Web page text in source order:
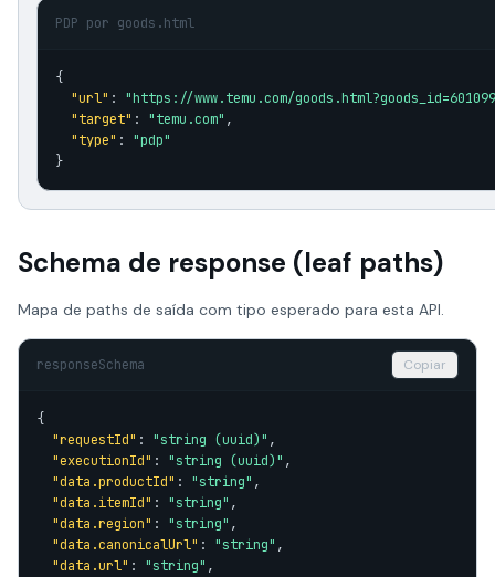
PDP por goods.html
{
"url" : "https://www.temu.com/
"target" : "temu.com" ,
"type" : "pdp"
}
Schema de response (leaf paths)
Mapa de paths de saída com tipo esperado para esta API.
responseSchema Copiar
{
"requestId" : "string (uuid)" ,
"executionId" : "string (uuid)" ,
"data.productId" : "string" ,
"data.itemId" : "string" ,
"data.region" : "string" ,
"data.canonicalUrl" : "string" ,
"data.url" : "string" ,